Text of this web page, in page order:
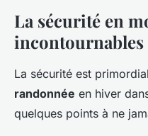
La sécurité en
incontournables
La sécurité est
randonnée en hiver
quelques points à ne